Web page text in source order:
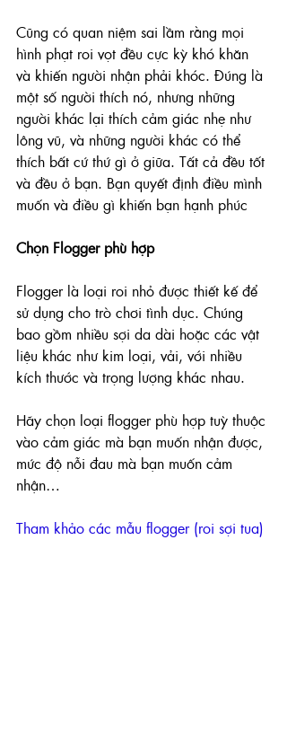
Cũng có quan niệm sai lầm rằng mọi
hình phạt roi vọt đều cực kỳ khó khăn
và khiến người nhận phải khóc. Đúng là
một số người thích nó, nhưng những
người khác lại thích cảm giác nhẹ như
lông vũ, và những người khác có thể
thích bất cứ thứ gì ở giữa. Tất cả đều tốt
và đều ở bạn. Bạn quyết định điều mình
muốn và điều gì khiến bạn hạnh phúc
Chọn Flogger phù hợp
Flogger là loại roi nhỏ được thiết kế để
sử dụng cho trò chơi tình dục. Chúng
bao gồm nhiều sợi da dài hoặc các vật
liệu khác như kim loại, vải, với nhiều
kích thước và trọng lượng khác nhau.
Hãy chọn loại flogger phù hợp tuỳ thuộc
vào cảm giác mà bạn muốn nhận được,
mức độ nỗi đau mà bạn muốn cảm
nhận…
Tham khảo các mẫu flogger (roi sợi tua)